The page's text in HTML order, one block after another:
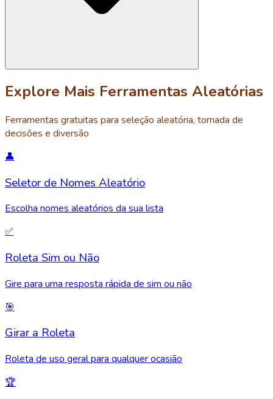
Explore Mais Ferramentas Aleatórias
Ferramentas gratuitas para seleção aleatória, tomada de
decisões e diversão
👤
Seletor de Nomes Aleatório
Escolha nomes aleatórios da sua lista
✅
Roleta Sim ou Não
Gire para uma resposta rápida de sim ou não
🎯
Girar a Roleta
Roleta de uso geral para qualquer ocasião
🏆